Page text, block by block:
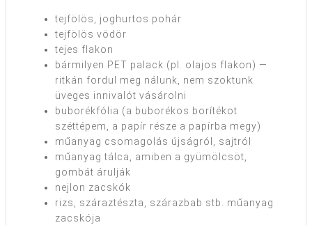
tejfölös, joghurtos pohár
tejfölös vödör
tejes flakon
bármilyen PET palack (pl. olajos flakon) —
ritkán fordul meg nálunk, nem szoktunk
üveges innivalót vásárolni
buborékfólia (a buborékos borítékot
széttépem, a papír része a papírba megy)
műanyag csomagolás újságról, sajtról
műanyag tálca, amiben a gyümölcsöt,
gombát árulják
nejlon zacskók
rizs, száraztészta, szárazbab stb. műanyag
zacskója